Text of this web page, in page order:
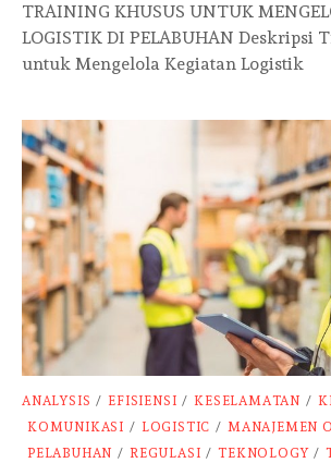
TRAINING KHUSUS UNTUK
LOGISTIK DI PELABUHAN Deskripsi
untuk Mengelola Kegiatan Logistik
ANALYSIS / EFISIENSI / KESELAMATAN /
KOMUNIKASI / LOGISTIC / MANAJEMEN
PELABUHAN / REGULASI / TEKNOLOGY /